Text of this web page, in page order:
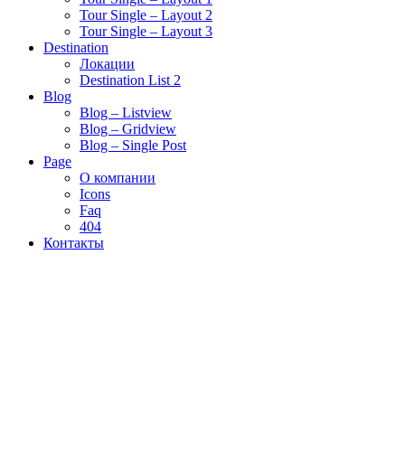
Tour Single – Layout 2
Tour Single – Layout 3
Destination
Локации
Destination List 2
Blog
Blog – Listview
Blog – Gridview
Blog – Single Post
Page
О компании
Icons
Faq
404
Контакты